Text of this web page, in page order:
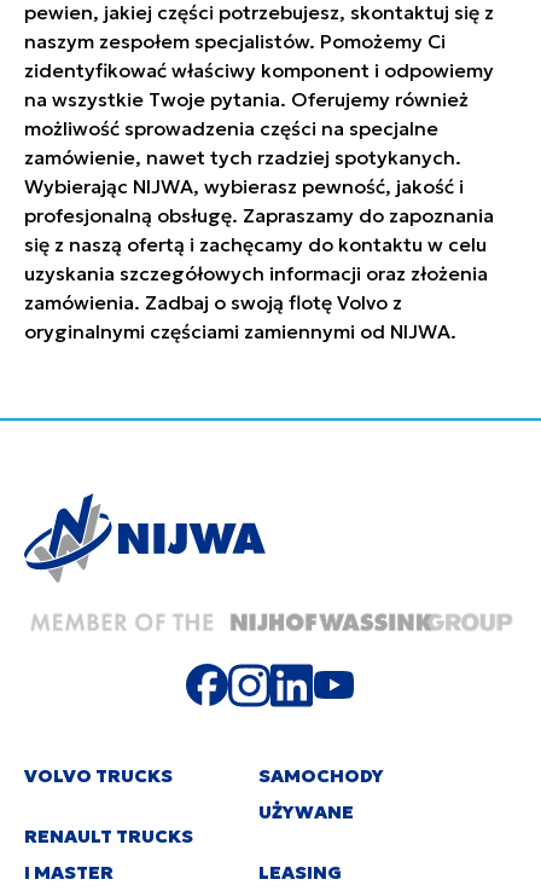
pewien, jakiej części potrzebujesz, skontaktuj się z
naszym zespołem specjalistów. Pomożemy Ci
zidentyfikować właściwy komponent i odpowiemy
na wszystkie Twoje pytania. Oferujemy również
możliwość sprowadzenia części na specjalne
zamówienie, nawet tych rzadziej spotykanych.
Wybierając NIJWA, wybierasz pewność, jakość i
profesjonalną obsługę. Zapraszamy do zapoznania
się z naszą ofertą i zachęcamy do kontaktu w celu
uzyskania szczegółowych informacji oraz złożenia
zamówienia. Zadbaj o swoją flotę Volvo z
oryginalnymi częściami zamiennymi od NIJWA.
VOLVO TRUCKS
RENAULT TRUCKS
I MASTER
SAMOCHODY
UŻYWANE
LEASING